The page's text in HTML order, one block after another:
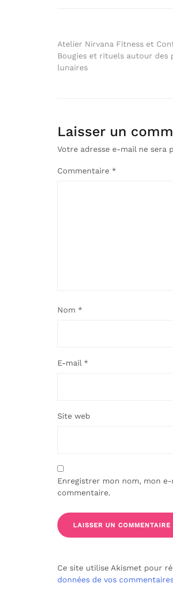
Atelier Nirvana Fitness et
Bougies et rituels autour des
lunaires
Laisser un
Votre adresse e-mail ne sera
Commentaire *
Nom *
E-mail *
Site web
Enregistrer mon nom, mon
commentaire.
Ce site utilise Akismet pour
données de vos